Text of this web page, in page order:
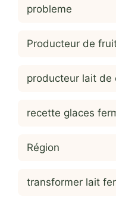
probleme
Producteur de
producteur lait de
recette glaces
Région
transformer lait